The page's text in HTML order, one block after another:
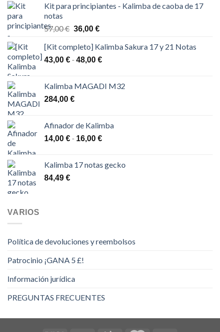
Kit para principiantes - Kalimba de caoba de 17
notas
57,00€ El
original
era:
36,00 €El
actual
es:
[Kit completo] Kalimba Sakura 17 y 21 Notas
43,00 € - 48,00 €Rango
desde
Kalimba MAGADI M32
284,00 €
Afinador de Kalimba
14,00 € - 16,00 €Rango
desde
Kalimba 17 notas gecko
84,49 €
VARIOS
Política de devoluciones y reembolsos
Patrocinio ¡GANA 5 £!
Información jurídica
PREGUNTAS FRECUENTES